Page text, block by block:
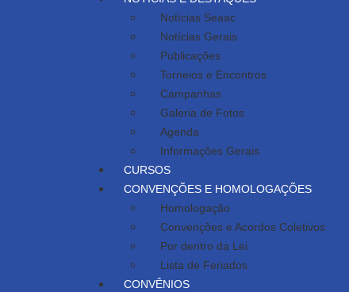
Notícias Seaac
Notícias Gerais
Publicações
Torneios e Encontros
Campanhas
Galeria de Fotos
Agenda
Informações Gerais
CURSOS
CONVENÇÕES E HOMOLOGAÇÕES
Homologação
Convenções e Acordos Coletivos
Por dentro da Lei
Lista de Feriados
CONVÊNIOS